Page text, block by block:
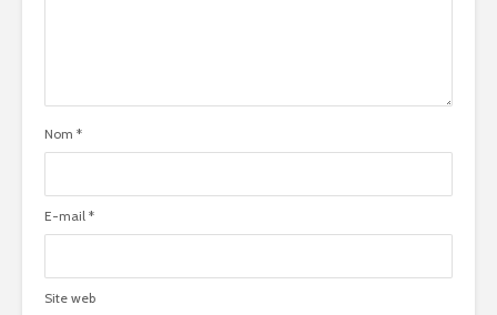
Nom *
E-mail *
Site web